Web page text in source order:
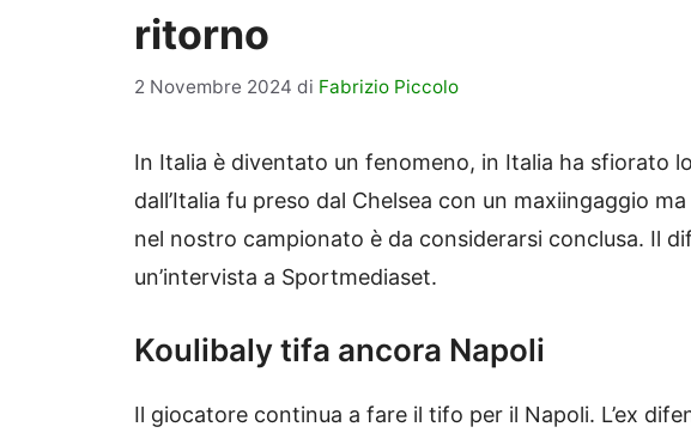
ritorno
2 Novembre 2024 di Fabrizio Piccolo
In Italia è diventato un fenomeno, in Italia ha sfiorato
dall’Italia fu preso dal Chelsea con un maxiingaggio
nel nostro campionato è da considerarsi conclusa. Il
un’intervista a Sportmediaset.
Koulibaly tifa ancora Napoli
Il giocatore continua a fare il tifo per il Napoli. L’ex